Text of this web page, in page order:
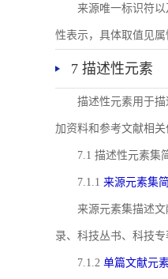
来源唯一标识符以
性表示，具体取值见属
7 描述性元素
描述性元素用于
加资料和参考文献相
7.1 描述性元素集
7.1.1 来源元素集
来源元素集描述
录、科技丛书、科技
7.1.2 单篇文献元